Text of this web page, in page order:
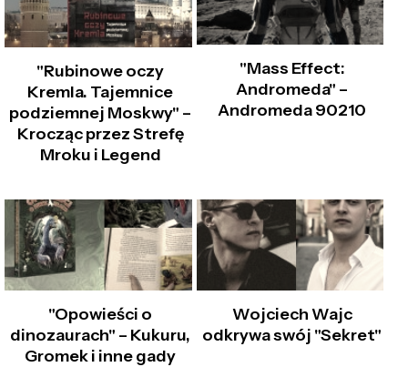
"Rubinowe oczy
Kremla. Tajemnice
podziemnej Moskwy" –
Krocząc przez Strefę
Mroku i Legend
"Mass Effect:
Andromeda" –
Andromeda 90210
"Opowieści o
dinozaurach" – Kukuru,
Gromek i inne gady
Wojciech Wajc
odkrywa swój "Sekret"